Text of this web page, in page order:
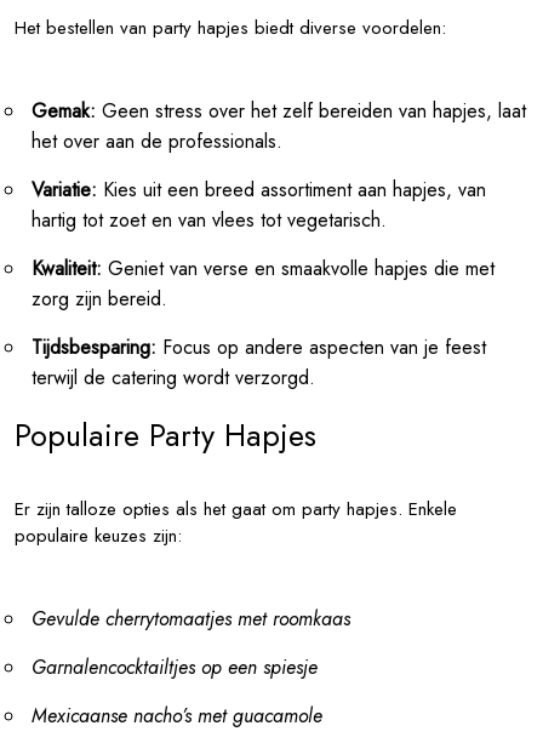
Het bestellen van party hapjes biedt diverse voordelen:
Gemak: Geen stress over het zelf bereiden van hapjes, laat
het over aan de professionals.
Variatie: Kies uit een breed assortiment aan hapjes, van
hartig tot zoet en van vlees tot vegetarisch.
Kwaliteit: Geniet van verse en smaakvolle hapjes die met
zorg zijn bereid.
Tijdsbesparing: Focus op andere aspecten van je feest
terwijl de catering wordt verzorgd.
Populaire Party Hapjes
Er zijn talloze opties als het gaat om party hapjes. Enkele
populaire keuzes zijn:
Gevulde cherrytomaatjes met roomkaas
Garnalencocktailtjes op een spiesje
Mexicaanse nacho’s met guacamole